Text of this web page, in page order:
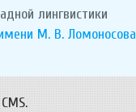
лингвистики
М. В. Ломоносова
CMS.